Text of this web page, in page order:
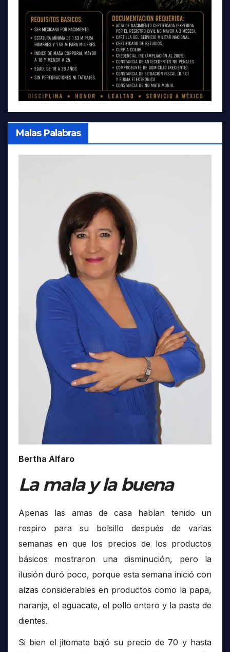
Malas Palabras
Bertha Alfaro
La mala y la buena
Apenas las amas de casa habían tenido un
respiro para su bolsillo después de varias
semanas en que los precios de los productos
básicos mostraron una disminución, pero la
ilusión duró poco, porque esta semana inició con
alzas considerables en productos como la papa,
naranja, el aguacate, el pollo entero y la pasta de
dientes.
Si bien el jitomate bajó su precio de 70 y hasta